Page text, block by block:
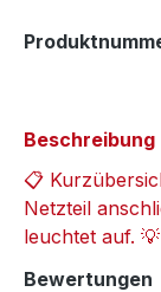
Beschreibung
📋
Netzteil
leuchtet auf.
Bewertungen